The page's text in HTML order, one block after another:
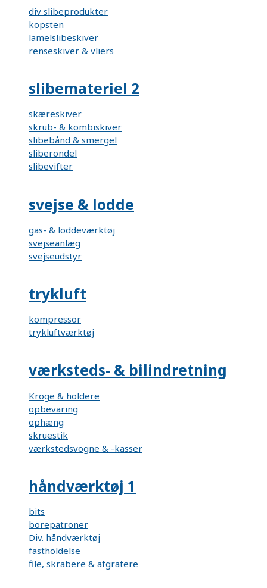
div slibeprodukter
kopsten
lamelslibeskiver
renseskiver & vliers
slibemateriel 2
skæreskiver
skrub- & kombiskiver
slibebånd & smergel
sliberondel
slibevifter
svejse & lodde
gas- & loddeværktøj
svejseanlæg
svejseudstyr
trykluft
kompressor
trykluftværktøj
værksteds- & bilindretning
Kroge & holdere
opbevaring
ophæng
skruestik
værkstedsvogne & -kasser
håndværktøj 1
bits
borepatroner
Div. håndværktøj
fastholdelse
file, skrabere & afgratere